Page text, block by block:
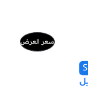
سعر العرضمنتج